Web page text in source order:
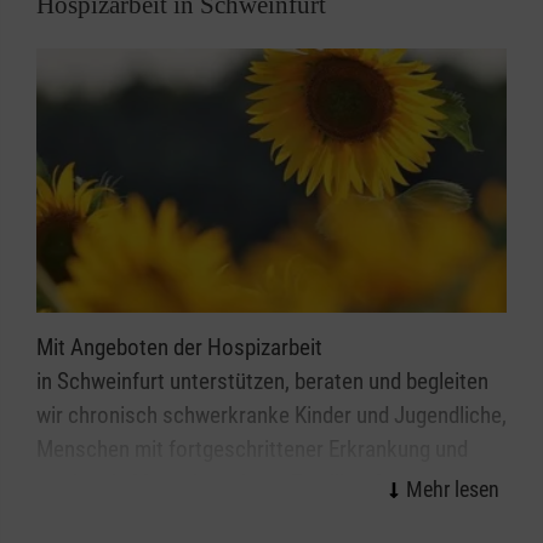
Mit Angeboten der Hospizarbeit
in Schweinfurt unterstützen, beraten und begleiten
wir chronisch schwerkranke Kinder und Jugendliche,
sterbende Menschen, deren Familien, Freunde und